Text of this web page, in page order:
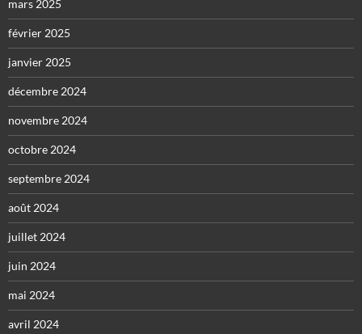
mars 2025
février 2025
janvier 2025
décembre 2024
novembre 2024
octobre 2024
septembre 2024
août 2024
juillet 2024
juin 2024
mai 2024
avril 2024